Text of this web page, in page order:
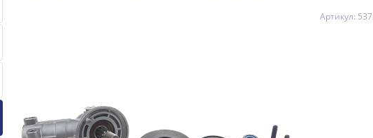
Артикул: